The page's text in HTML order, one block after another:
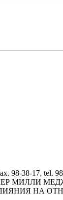
38-17, tel.
СПИКЕР
HА